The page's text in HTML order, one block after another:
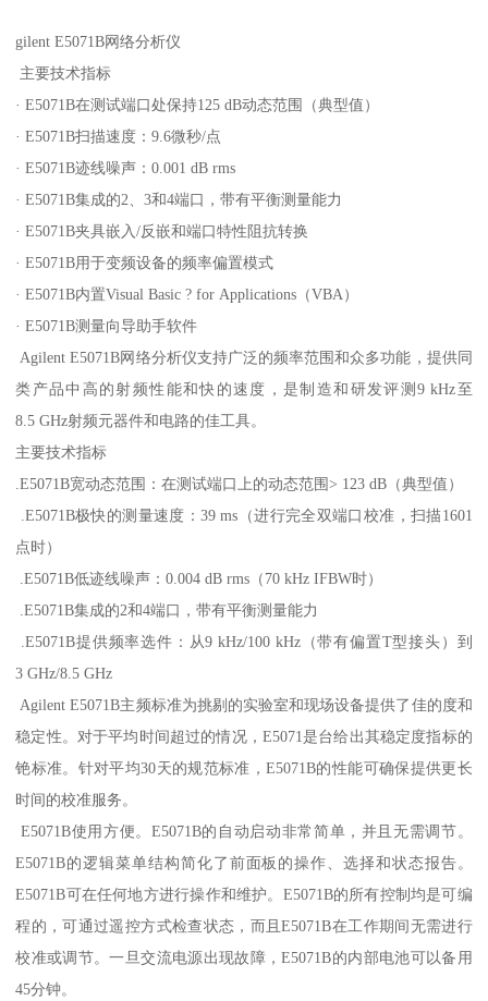
gilent E5071B网络分析仪
主要技术指标
· E5071B在测试端口处保持125 dB动态范围（典型值）
· E5071B扫描速度：9.6微秒/点
· E5071B迹线噪声：0.001 dB rms
· E5071B集成的2、3和4端口，带有平衡测量能力
· E5071B夹具嵌入/反嵌和端口特性阻抗转换
· E5071B用于变频设备的频率偏置模式
· E5071B内置Visual Basic ? for Applications（VBA）
· E5071B测量向导助手软件
Agilent E5071B网络分析仪支持广泛的频率范围和众多功能，提供同
类产品中高的射频性能和快的速度，是制造和研发评测9 kHz至
8.5 GHz射频元器件和电路的佳工具。
主要技术指标
.E5071B宽动态范围：在测试端口上的动态范围> 123 dB（典型值）
.E5071B极快的测量速度：39 ms（进行完全双端口校准，扫描1601
点时）
.E5071B低迹线噪声：0.004 dB rms（70 kHz IFBW时）
.E5071B集成的2和4端口，带有平衡测量能力
.E5071B提供频率选件：从9 kHz/100 kHz（带有偏置T型接头）到
3 GHz/8.5 GHz
Agilent E5071B主频标准为挑剔的实验室和现场设备提供了佳的度和
稳定性。对于平均时间超过的情况，E5071是台给出其稳定度指标的
铯标准。针对平均30天的规范标准，E5071B的性能可确保提供更长
时间的校准服务。
E5071B使用方便。E5071B的自动启动非常简单，并且无需调节。
E5071B的逻辑菜单结构简化了前面板的操作、选择和状态报告。
E5071B可在任何地方进行操作和维护。E5071B的所有控制均是可编
程的，可通过遥控方式检查状态，而且E5071B在工作期间无需进行
校准或调节。一旦交流电源出现故障，E5071B的内部电池可以备用
45分钟。